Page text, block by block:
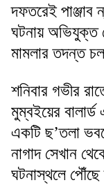
দফতরেই পাঞ্জাব
ঘটনায় অভিযুক্ত
মামলার তদন্ত
শনিবার গভীর
মুম্বইয়ের বালার্ড
একটি ছ’তলা
নাগাদ সেখান
ঘটনাস্থলে